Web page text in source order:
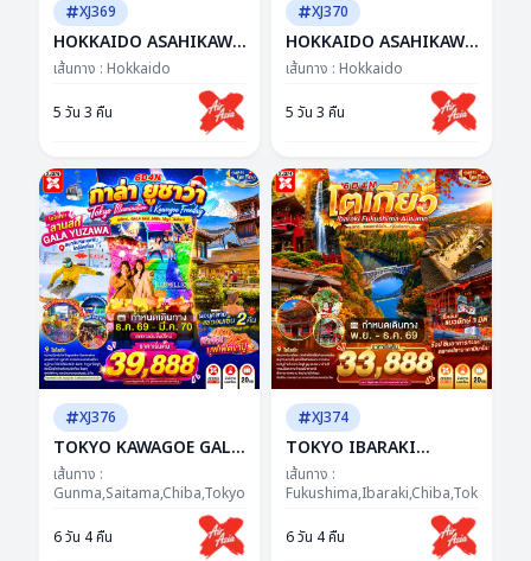
XJ369
HOKKAIDO ASAHIKAWA
OTARU WINTER 5D 3N
BY XJ -- NOV - DEC'26 --
ซุปตาร์...ฮอกไกโด ฟีล
เทพนิยาย...ใจละลายทั้งทริป
เส้นทาง : Hokkaido
5 วัน 3 คืน
XJ370
HOKKAIDO ASAHIKAWA
OTARU SNOW 5D 3N BY
XJ -- DEC'26 - JAN'27 --
ซุปตาร์...Winter
Wonderland หิมะไม่พัก
เส้นทาง : Hokkaido
5 วัน 3 คืน
XJ376
TOKYO KAWAGOE GALA
YUZAWA ILUMINATION
FREEDAY NEW YEAR 6D
4N BY XJ "ซุปตาร์...GALA
จัดให้..ได้ฟีล...ได้รูป...ได้
เส้นทาง :
Gunma,Saitama,Chiba,Tokyo,Kanagawa,Yamanashi
6 วัน 4 คืน
XJ374
TOKYO IBARAKI
FUKUSHIMA AUTUMN
6D 4N BY XJ -- NOV -
DEC'26 -- ซุปตาร์...ธรรม
ชาติฮีลใจ...ญี่ปุ่นฮีลความ
เส้นทาง :
Fukushima,Ibaraki,Chiba,Tokyo
6 วัน 4 คืน